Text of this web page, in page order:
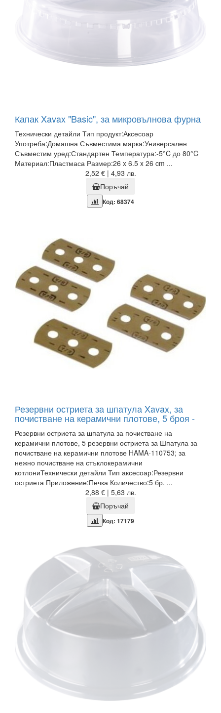
Капак Xavax "Basic", за микровълнова фурна
Технически детайли Тип продукт:Аксесоар
Употреба:Домашна Съвместима марка:Универсален
Съвместим уред:Стандартен Температура:-5°C до 80°C
Материал:Пластмаса Размер:26 x 6.5 x 26 cm ...
2,52 € | 4,93 лв.
Поръчай
Код: 68374
Резервни остриета за шпатула Xavax, за
почистване на керамични плотове, 5 броя -
Резервни остриета за шпатула за почистване на
керамични плотове, 5 резервни остриета за Шпатула за
почистване на керамични плотове HAMA-110753; за
нежно почистване на стъклокерамични
котлониТехнически детайли Тип аксесоар:Резервни
остриета Приложение:Печка Количество:5 бр. ...
2,88 € | 5,63 лв.
Поръчай
Код: 17179